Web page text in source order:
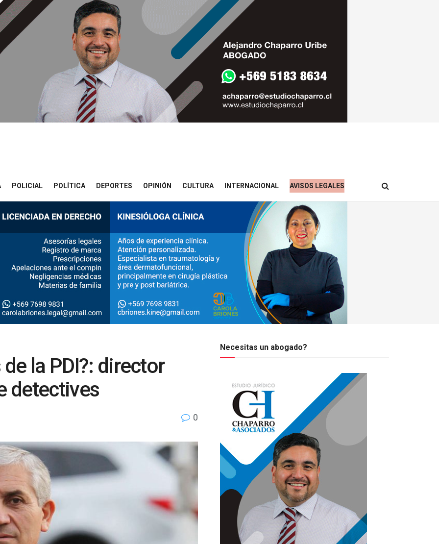
POLICIAL POLÍTICA DEPORTES OPINIÓN CULTURA INTERNACIONAL AVISOS LEGALES
la PDI?: director
detectives
0
Necesitas un abogado?